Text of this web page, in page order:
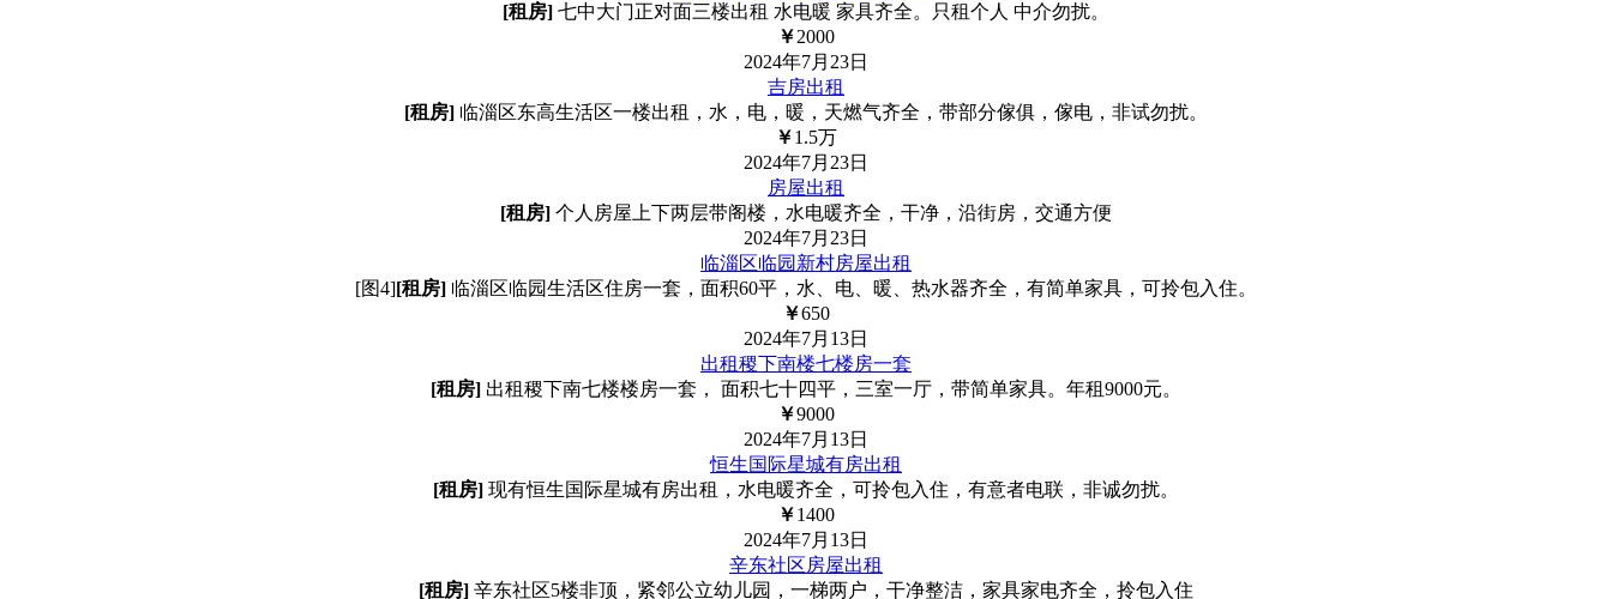
[租房] 七中大门正对面三楼出租 水电暖 家具齐全。只租个人 中介勿扰。
￥2000
2024年7月23日
吉房出租
[租房] 临淄区东高生活区一楼出租，水，电，暖，天燃气齐全，带部分傢俱，傢电，非试勿扰。
￥1.5万
2024年7月23日
房屋出租
[租房] 个人房屋上下两层带阁楼，水电暖齐全，干净，沿街房，交通方便
2024年7月23日
临淄区临园新村房屋出租
[图4][租房] 临淄区临园生活区住房一套，面积60平，水、电、暖、热水器齐全，有简单家具，可拎包入住。
￥650
2024年7月13日
出租稷下南楼七楼房一套
[租房] 出租稷下南七楼楼房一套， 面积七十四平，三室一厅，带简单家具。年租9000元。
￥9000
2024年7月13日
恒生国际星城有房出租
[租房] 现有恒生国际星城有房出租，水电暖齐全，可拎包入住，有意者电联，非诚勿扰。
￥1400
2024年7月13日
辛东社区房屋出租
[租房] 辛东社区5楼非顶，紧邻公立幼儿园，一梯两户，干净整洁，家具家电齐全，拎包入住